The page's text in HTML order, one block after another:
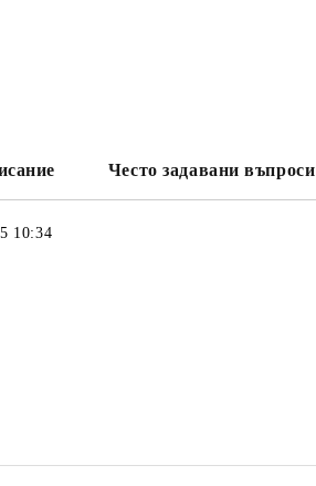
Често задавани въпроси
10:34